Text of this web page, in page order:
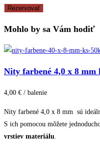
Rezervovať
Mohlo by sa Vám hodiť
Nity farbené 4,0 x 8 mm
4,00 € / balenie
Nity farbené 4,0 x 8 mm sú
S ich pomocou môžete
vrstiev materiálu